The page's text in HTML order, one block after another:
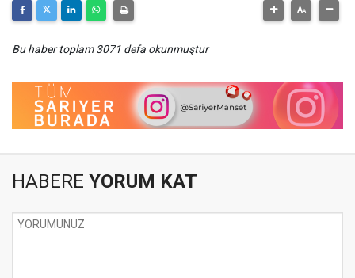
Bu haber toplam 3071 defa okunmuştur
HABERE YORUM KAT